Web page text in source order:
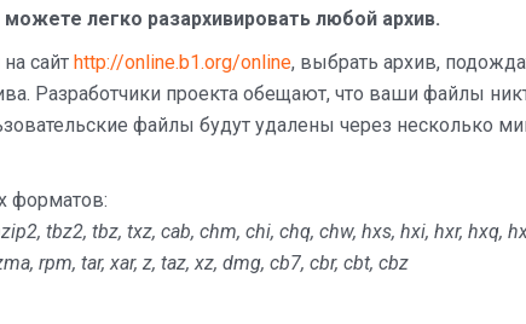
легко разархивировать любой архив.
сайт http://online.b1.org/online, выбрать архив,
Разработчики проекта обещают, что ваши файлы
файлы будут удалены через несколько
форматов:
tbz2, tbz, txz, cab, chm, chi, chq, chw, hxs, hxi, hxr, hxq,
rpm, tar, xar, z, taz, xz, dmg, cb7, cbr, cbt, cbz